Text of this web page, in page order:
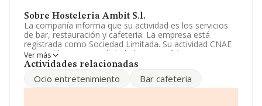
Sobre Hosteleria Ambit S.l.
La compañía informa que su actividad es los servicios
de bar, restauración y cafeteria. La empresa está
registrada como Sociedad Limitada. Su actividad CNAE
es 'Establecimientos de bebidas' con código 5630. No
realiza actividad de importación y/o exportación.
La empresaHosteleria Ambit S.L, B63657191, se
encuentra en Calle Comte Borrell núm. 160 L, (08015),
Ver más
Actividades relacionadas
Ocio entretenimiento Bar cafeteria